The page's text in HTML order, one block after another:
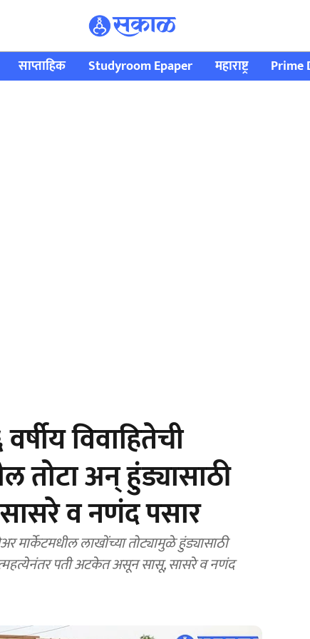
साप्ताहिक Studyroom Epaper महाराष्ट्र Prime
विवाहितेची
तोटा अन् हुंड्यासाठी
व नणंद पसार
लाखोंच्या तोट्यामुळे हुंड्यासाठी
पती अटकेत असून सासू, सासरे व नणंद